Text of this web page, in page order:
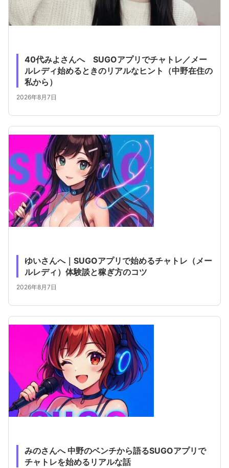
40代みよさんへ SUGOアプリでチャトレ／メー
ルレディ始めるときのリアルなヒント（中野在住の
私から）
2026年8月7日
ゆいさんへ｜SUGOアプリで始めるチャトレ（メー
ルレディ）体験談と稼ぎ方のコツ
2026年8月7日
みのさんへ 中野のベンチから語るSUGOアプリで
チャトレを始めるリアルな話